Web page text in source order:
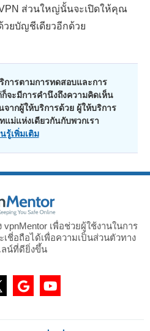
ส่วนใหญ่นั้นจะเปิดให้คุณ
ยบัญชีเดียวอีกด้วย
การตามการทดสอบและการ
จะมีการคำนึงถึงความคิดเห็น
กผู้ให้บริการด้วย ผู้ให้บริการ
ม่แห่งเดียวกันกับพวกเรา
นรู้เพิ่มเติม
vpnMentor เพื่อช่วยผู้ใช้งานในการ
ชี่อถือได้เพื่อความเป็นส่วนตัวทาง
ลน์ที่ดียิ่งขึ้น